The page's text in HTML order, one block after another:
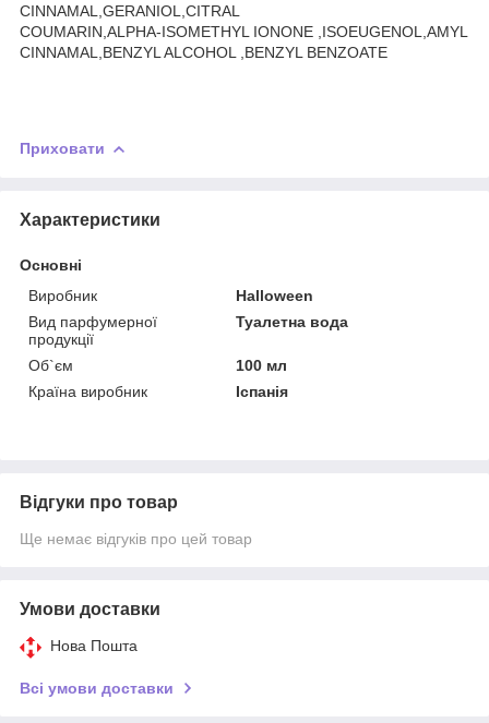
CINNAMAL,GERANIOL,CITRAL
COUMARIN,ALPHA-ISOMETHYL IONONE ,ISOEUGENOL,AMYL
CINNAMAL,BENZYL ALCOHOL ,BENZYL BENZOATE
Приховати
Характеристики
Основні
Виробник
Halloween
Вид парфумерної
продукції
Туалетна вода
Об`єм
100 мл
Країна виробник
Іспанія
Відгуки про товар
Ще немає відгуків про цей товар
Умови доставки
Нова Пошта
Всі умови доставки